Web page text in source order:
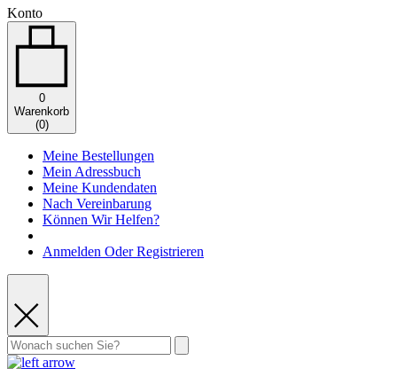
Konto
0
Warenkorb
(0)
Meine Bestellungen
Mein Adressbuch
Meine Kundendaten
Nach Vereinbarung
Können Wir Helfen?
Anmelden Oder Registrieren